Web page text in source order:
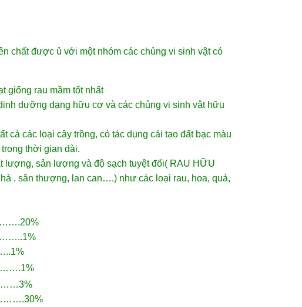
chất được ủ với một nhóm các chủng vi sinh vật có
giống rau mầm tốt nhất
dưỡng dạng hữu cơ và các chủng vi sinh vật hữu
cả các loại cây trồng, có tác dụng cải tạo đất bạc màu
thời gian dài.
lượng, sản lượng và độ sạch tuyệt đối( RAU HỮU
, sân thượng, lan can….) như các loại rau, hoa, quả,